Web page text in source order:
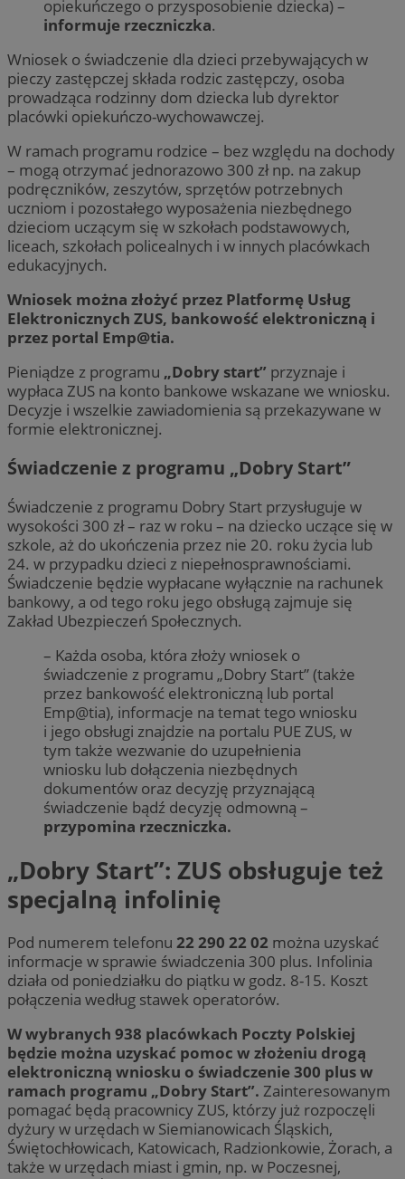
opiekuńczego o przysposobienie dziecka) –
informuje rzeczniczka.
Wniosek o świadczenie dla dzieci przebywających w
pieczy zastępczej składa rodzic zastępczy, osoba
prowadząca rodzinny dom dziecka lub dyrektor
placówki opiekuńczo-wychowawczej.
W ramach programu rodzice – bez względu na dochody
– mogą otrzymać jednorazowo 300 zł np. na zakup
podręczników, zeszytów, sprzętów potrzebnych
uczniom i pozostałego wyposażenia niezbędnego
dzieciom uczącym się w szkołach podstawowych,
liceach, szkołach policealnych i w innych placówkach
edukacyjnych.
Wniosek można złożyć przez Platformę Usług
Elektronicznych ZUS, bankowość elektroniczną i
przez portal Emp@tia.
Pieniądze z programu „Dobry start” przyznaje i
wypłaca ZUS na konto bankowe wskazane we wniosku.
Decyzje i wszelkie zawiadomienia są przekazywane w
formie elektronicznej.
Świadczenie z programu „Dobry Start”
Świadczenie z programu Dobry Start przysługuje w
wysokości 300 zł – raz w roku – na dziecko uczące się w
szkole, aż do ukończenia przez nie 20. roku życia lub
24. w przypadku dzieci z niepełnosprawnościami.
Świadczenie będzie wypłacane wyłącznie na rachunek
bankowy, a od tego roku jego obsługą zajmuje się
Zakład Ubezpieczeń Społecznych.
– Każda osoba, która złoży wniosek o
świadczenie z programu „Dobry Start” (także
przez bankowość elektroniczną lub portal
Emp@tia), informacje na temat tego wniosku
i jego obsługi znajdzie na portalu PUE ZUS, w
tym także wezwanie do uzupełnienia
wniosku lub dołączenia niezbędnych
dokumentów oraz decyzję przyznającą
świadczenie bądź decyzję odmowną –
przypomina rzeczniczka.
„Dobry Start”: ZUS obsługuje też
specjalną infolinię
Pod numerem telefonu 22 290 22 02 można uzyskać
informacje w sprawie świadczenia 300 plus. Infolinia
działa od poniedziałku do piątku w godz. 8-15. Koszt
połączenia według stawek operatorów.
W wybranych 938 placówkach Poczty Polskiej
będzie można uzyskać pomoc w złożeniu drogą
elektroniczną wniosku o świadczenie 300 plus w
ramach programu „Dobry Start”. Zainteresowanym
pomagać będą pracownicy ZUS, którzy już rozpoczęli
dyżury w urzędach w Siemianowicach Śląskich,
Świętochłowicach, Katowicach, Radzionkowie, Żorach, a
także w urzędach miast i gmin, np. w Poczesnej,